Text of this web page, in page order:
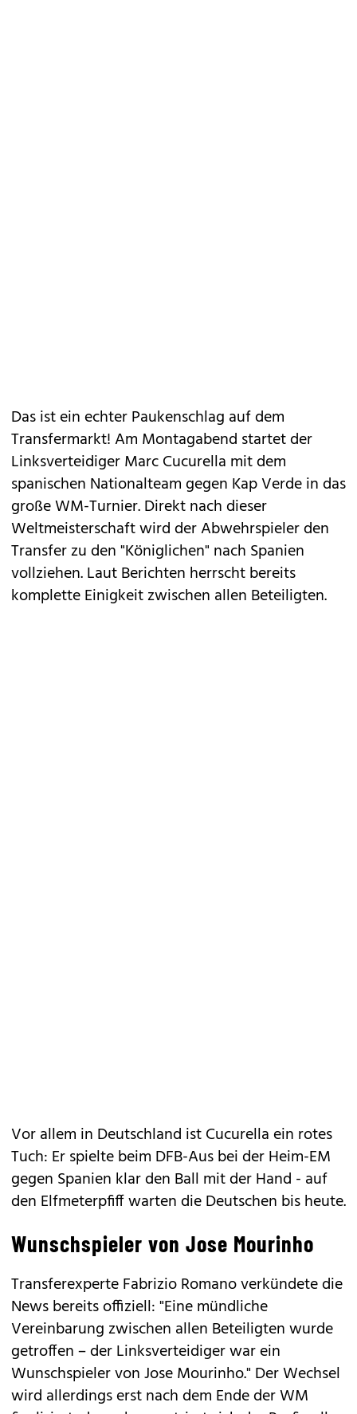
Das ist ein echter Paukenschlag auf dem
Transfermarkt! Am Montagabend startet der
Linksverteidiger Marc Cucurella mit dem
spanischen Nationalteam gegen Kap Verde in das
große WM-Turnier. Direkt nach dieser
Weltmeisterschaft wird der Abwehrspieler den
Transfer zu den "Königlichen" nach Spanien
vollziehen. Laut Berichten herrscht bereits
komplette Einigkeit zwischen allen Beteiligten.
Vor allem in Deutschland ist Cucurella ein rotes
Tuch: Er spielte beim DFB-Aus bei der Heim-EM
gegen Spanien klar den Ball mit der Hand - auf
den Elfmeterpfiff warten die Deutschen bis heute.
Wunschspieler von Jose Mourinho
Transferexperte Fabrizio Romano verkündete die
News bereits offiziell: "Eine mündliche
Vereinbarung zwischen allen Beteiligten wurde
getroffen – der Linksverteidiger war ein
Wunschspieler von Jose Mourinho." Der Wechsel
wird allerdings erst nach dem Ende der WM